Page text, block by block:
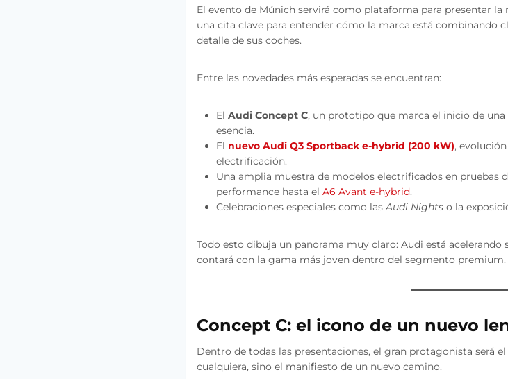
El evento de Múnich servirá como plataforma para presentar la
una cita clave para entender cómo la marca está combinando
detalle de sus coches.
Entre las novedades más esperadas se encuentran:
El Audi Concept C, un prototipo que marca el inicio de
esencia.
El nuevo Audi Q3 Sportback e-hybrid (200 kW),
electrificación.
Una amplia muestra de modelos electrificados en pruebas
performance hasta el A6 Avant e-hybrid.
Celebraciones especiales como lasAudi Nights o la
Todo esto dibuja un panorama muy claro: Audi está acelerando
contará con la gama más joven dentro del segmento premium.
Concept C: el icono de un nuevo
Dentro de todas las presentaciones, el gran protagonista será el
cualquiera, sino el manifiesto de un nuevo camino.